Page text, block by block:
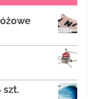
szt.